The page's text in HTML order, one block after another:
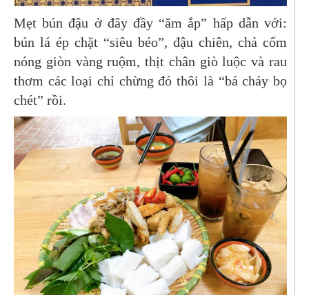
Mẹt bún đậu ở đây đầy “ăm ắp” hấp dẫn với:
bún lá ép chặt “siêu béo”, đậu chiên, chả cốm
nóng giòn vàng ruộm, thịt chân giò luộc và rau
thơm các loại chỉ chừng đó thôi là “bá cháy bọ
chét” rồi.